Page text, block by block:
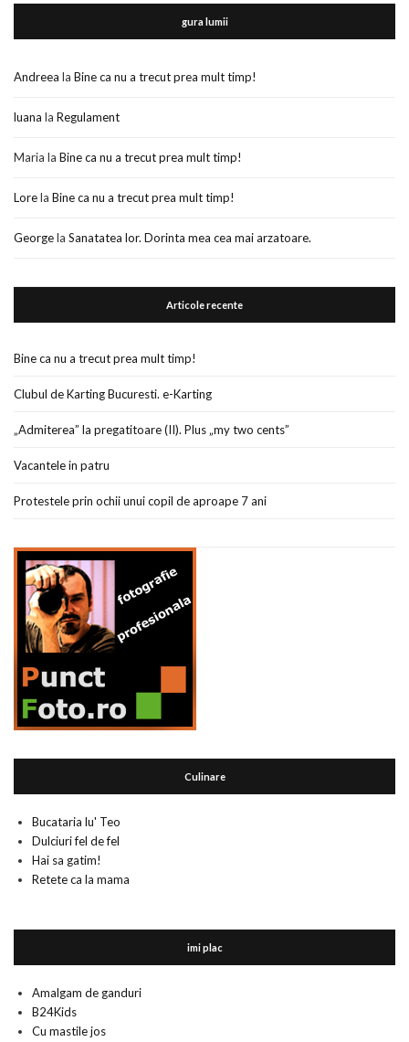
gura lumii
Andreea la Bine ca nu a trecut prea mult timp!
luana la Regulament
Maria la Bine ca nu a trecut prea mult timp!
Lorela Bine ca nu a trecut prea mult timp!
Georgela Sanatatea lor. Dorinta mea cea mai arzatoare.
Articole recente
Bine ca nu a trecut prea mult timp!
Clubul de Karting Bucuresti. e-Karting
„Admiterea” la pregatitoare (II). Plus „my two cents”
Vacantele in patru
Protestele prin ochii unui copil de aproape 7 ani
Culinare
Bucataria lu' Teo
Dulciuri fel de fel
Hai sa gatim!
Retete ca la mama
imi plac
Amalgam de ganduri
B24Kids
Cu mastile jos